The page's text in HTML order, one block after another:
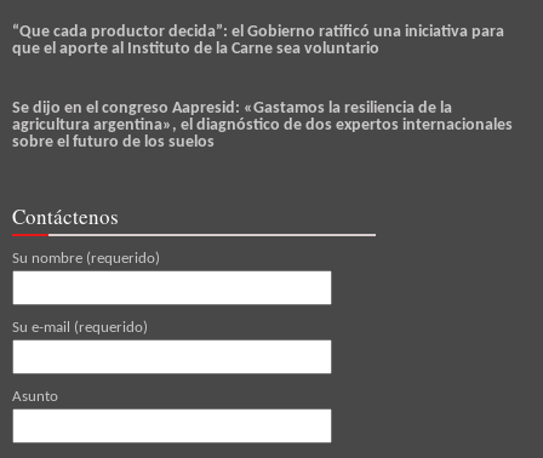
“Que cada productor decida”: el Gobierno ratificó una iniciativa para
que el aporte al Instituto de la Carne sea voluntario
Se dijo en el congreso Aapresid: «Gastamos la resiliencia de la
agricultura argentina», el diagnóstico de dos expertos internacionales
sobre el futuro de los suelos
Contáctenos
Su nombre (requerido)
Su e-mail (requerido)
Asunto